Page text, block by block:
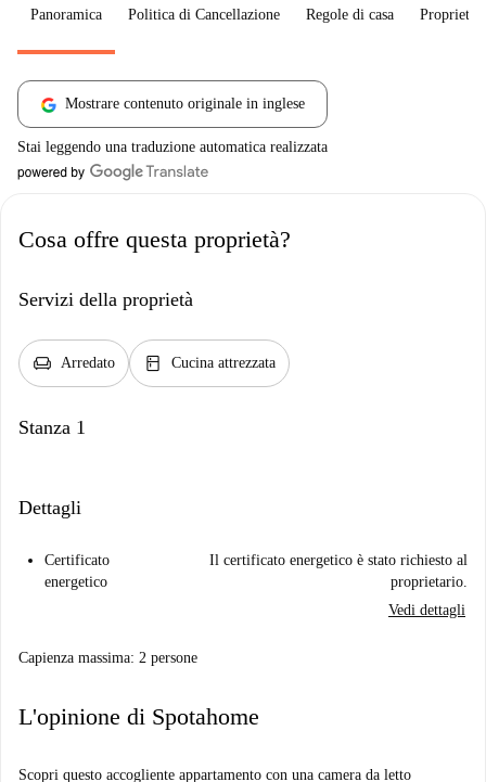
Panoramica Politica di Cancellazione Regole di casa
Mostrare contenuto originale in inglese
Stai leggendo una traduzione automatica realizzata
Cosa offre questa proprietà?
Servizi della proprietà
chair Arredato kitchen Cucina attrezzata
Stanza 1
Dettagli
Certificato
energetico
Il certificato energetico è stato richiesto al
proprietario.
Vedi dettagli
Capienza massima: 2 persone
L'opinione di Spotahome
Scopri questo accogliente appartamento con una camera da letto